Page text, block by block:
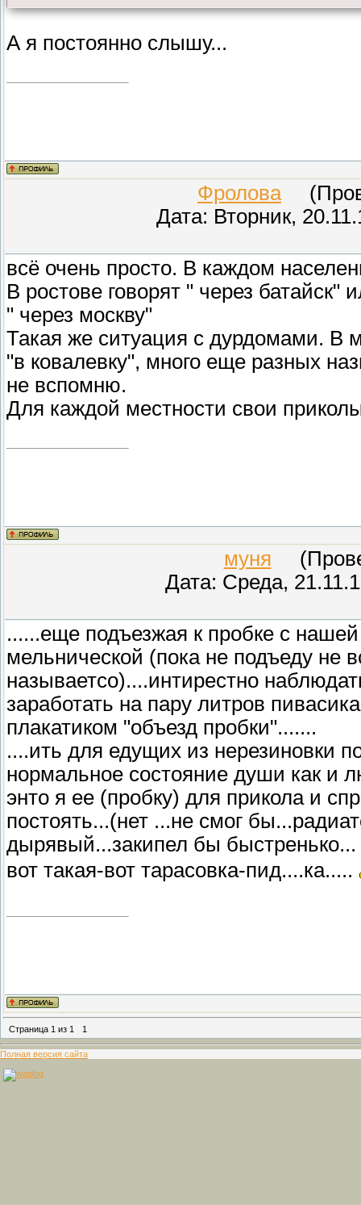
А я постоянно слышу...
Фролова
Дата: Вторник,
всё очень просто. В каждом
В ростове говорят " через
" через москву"
Такая же ситуация с дурдомами. В
"в ковалевку", много еще разных
не вспомню.
Для каждой местности свои
муня
Дата: Среда,
......еще подъезжая к пробке с
мельнической (пока не подъеду не
называетсо)....интирестно
заработать на пару литров
плакатиком "объезд пробки".......
....ить для едущих из нерезиновки
нормальное состояние души как и
энто я ее (пробку) для прикола и
постоять...(нет ...не смог
дырявый...закипел бы быстренько...
вот такая-вот тарасовка-пид....ка.....
Страница 1 из 1 1
Полная версия сайта